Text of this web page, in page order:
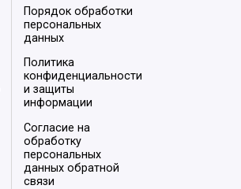
Порядок обработки
персональных
данных
Политика
конфиденциальности
и защиты
информации
Согласие на
обработку
персональных
данных обратной
связи